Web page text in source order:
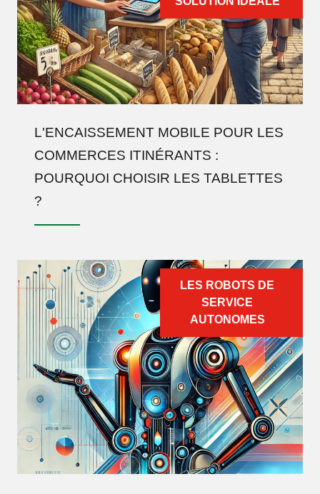
L'ENCAISSEMENT MOBILE POUR LES
COMMERCES ITINÉRANTS :
POURQUOI CHOISIR LES TABLETTES
?
LES ROBOTS DE
SERVICE
AUTONOMES